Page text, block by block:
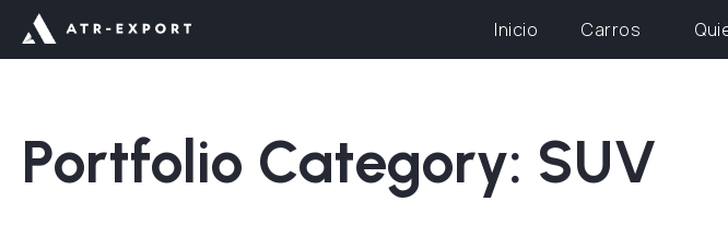
al
contenido
Inicio Carros
Portfolio Category: SUV